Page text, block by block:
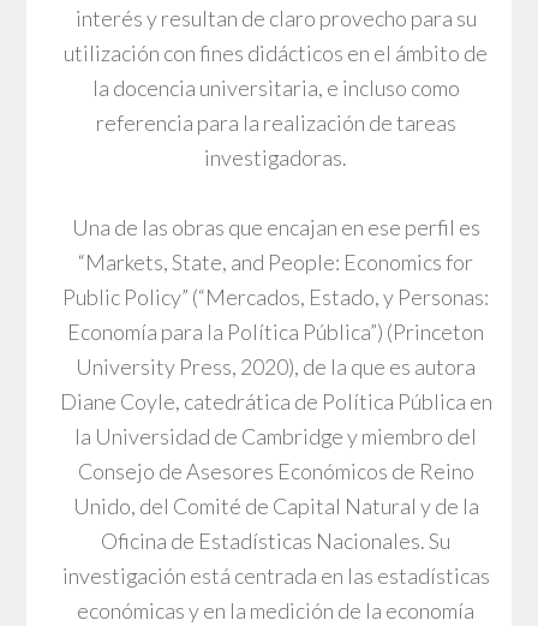
interés y resultan de claro provecho para su
utilización con fines didácticos en el ámbito de
la docencia universitaria, e incluso como
referencia para la realización de tareas
investigadoras.
Una de las obras que encajan en ese perfil es
“Markets, State, and People: Economics for
Public Policy” (“Mercados, Estado, y Personas:
Economía para la Política Pública”) (Princeton
University Press, 2020), de la que es autora
Diane Coyle, catedrática de Política Pública en
la Universidad de Cambridge y miembro del
Consejo de Asesores Económicos de Reino
Unido, del Comité de Capital Natural y de la
Oficina de Estadísticas Nacionales. Su
investigación está centrada en las estadísticas
económicas y en la medición de la economía